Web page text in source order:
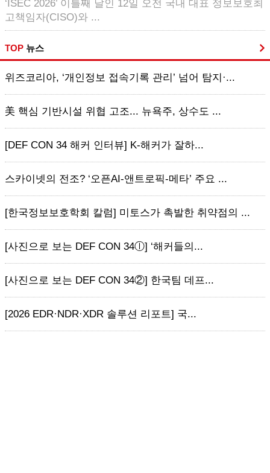
‘ISEC 2026’ 이틀째 날인 12일 오전 국내 대표 정보보호최
고책임자(CISO)와 ...
TOP 뉴스
위즈코리아, ‘개인정보 접속기록 관리’ 넘어 탐지·...
美 핵심 기반시설 위협 고조... 뉴욕주, 상수도 ...
[DEF CON 34 해커 인터뷰] K-해커가 잘하...
스카이넷의 전조? ‘오픈AI-앤트로픽-메타’ 주요 ...
[한국정보보호학회 칼럼] 미토스가 촉발한 취약점의 ...
[사진으로 보는 DEF CON 34ⓛ] ‘해커들의...
[사진으로 보는 DEF CON 34②] 한국팀 데프...
[2026 EDR·NDR·XDR 솔루션 리포트] 국...